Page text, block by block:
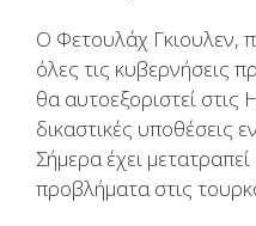
Ο Φετουλάχ Γκιουλεν,
όλες τις κυβερνήσεις
θα αυτοεξοριστεί
δικαστικές υποθέσεις
Σήμερα έχει
προβλήματα στις